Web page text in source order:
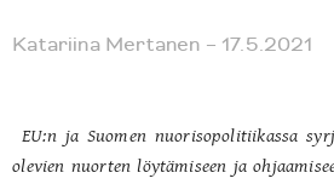
Katariina Mertanen – 17.5.2021
EU:n ja Suomen nuorisopolitiikassa
olevien nuorten löytämiseen ja